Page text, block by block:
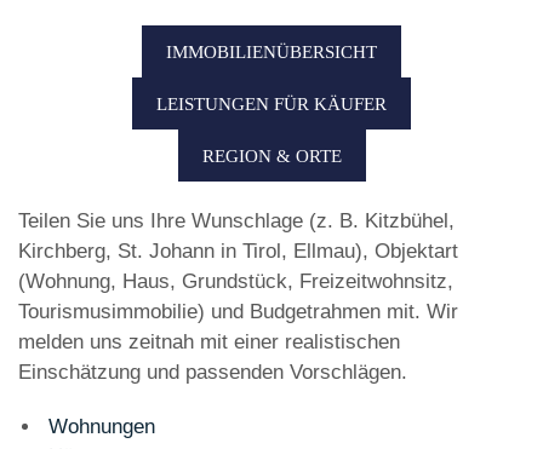
IMMOBILIENÜBERSICHT
LEISTUNGEN FÜR KÄUFER
REGION & ORTE
Teilen Sie uns Ihre Wunschlage (z. B. Kitzbühel,
Kirchberg, St. Johann in Tirol, Ellmau), Objektart
(Wohnung, Haus, Grundstück, Freizeitwohnsitz,
Tourismusimmobilie) und Budgetrahmen mit. Wir
melden uns zeitnah mit einer realistischen
Einschätzung und passenden Vorschlägen.
Wohnungen